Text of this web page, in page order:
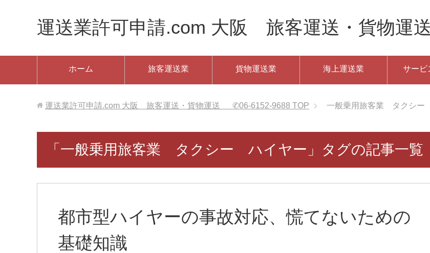
運送業許可申請.com 大阪 旅客運送・貨物
ホーム 旅客運送業 貨物運送業 海上運送業 サービ
運送業許可申請.com 大阪 旅客運送・貨物運送 ✆06-6152-9688 TOP 一般乗用旅客業 タクシー
「一般乗用旅客業 タクシー ハイヤー」タグの記事一覧
都市型ハイヤーの事故対応、慌てないための
基礎知識